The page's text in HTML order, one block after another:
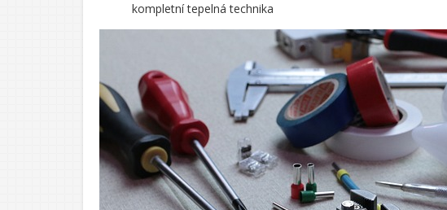
kompletní tepelná technika